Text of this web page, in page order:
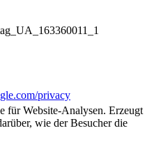
privacy
für Website-Analysen. Erzeugt
wie der Besucher die